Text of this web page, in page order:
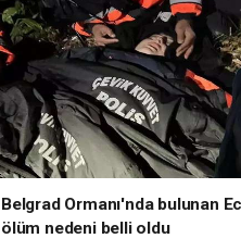
Belgrad Ormanı'nda bulunan
ölüm nedeni belli oldu